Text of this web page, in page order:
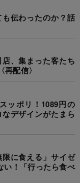
伝わったのか？話
、集まった客たち
配信〉
ッポリ！1089円の
デザインがたまら
限に食える」サイゼ
い！「行ったら食べ